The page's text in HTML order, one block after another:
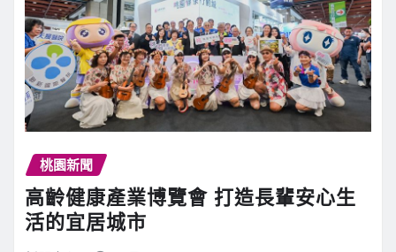
桃園新聞
高齡健康產業博覽會 打造長輩安心生
活的宜居城市